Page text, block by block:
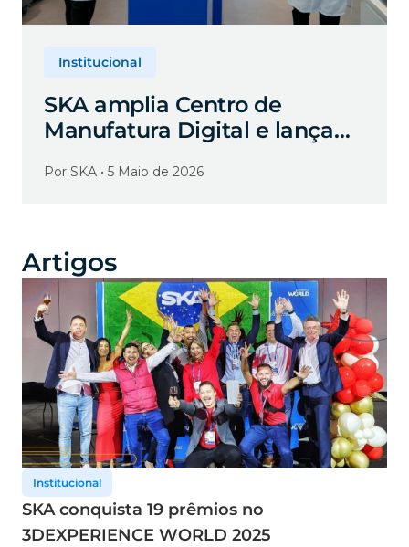
Institucional
SKA amplia Centro de
Manufatura Digital e lança
aplicações avançadas para
Por SKA • 5 Maio de 2026
Artigos
Institucional
SKA conquista 19 prêmios no
3DEXPERIENCE WORLD 2025